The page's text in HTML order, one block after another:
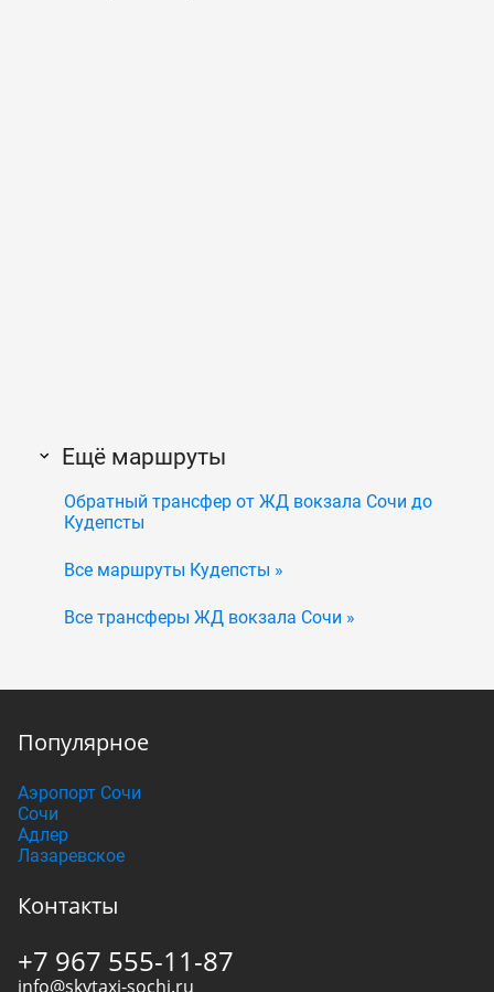
Ещё маршруты
Обратный трансфер от ЖД вокзала Сочи до
Кудепсты
Все маршруты Кудепсты »
Все трансферы ЖД вокзала Сочи »
Популярное
Аэропорт Сочи
Сочи
Адлер
Лазаревское
Контакты
+7 967 555-11-87
info@skytaxi-sochi.ru